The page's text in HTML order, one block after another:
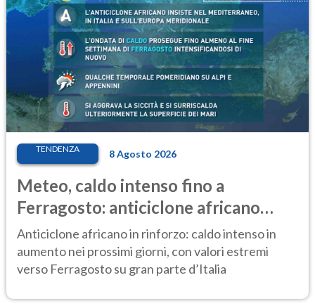
TENDENZA 8 Agosto 2026
Meteo, caldo intenso fino a
Ferragosto: anticiclone africano
ancora protagonista
Anticiclone africano in rinforzo: caldo intenso in
aumento nei prossimi giorni, con valori estremi
verso Ferragosto su gran parte d’Italia